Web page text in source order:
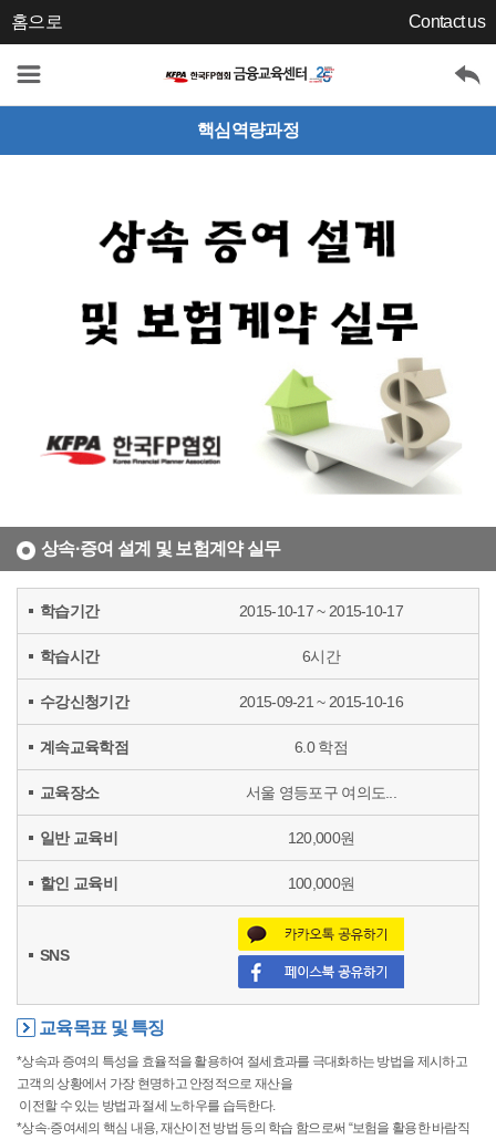
홈으로 Contact us
핵심역량과정
상속·증여 설계 및 보험계약 실무
학습기간 2015-10-17 ~ 2015-10-17
학습시간 6시간
수강신청기간 2015-09-21 ~ 2015-10-16
계속교육학점 6.0 학점
교육장소 서울 영등포구 여의도...
일반 교육비 120,000원
할인 교육비 100,000원
SNS
교육목표 및 특징
*상속과 증여의 특성을 효율적을 활용하여 절세효과를 극대화하는 방법을 제시하고
고객의 상황에서 가장 현명하고 안정적으로 재산을
이전할 수 있는 방법과 절세 노하우를 습득한다.
*상속·증여세의 핵심 내용, 재산이전 방법 등의 학습 함으로써 “보험을 활용한 바람직